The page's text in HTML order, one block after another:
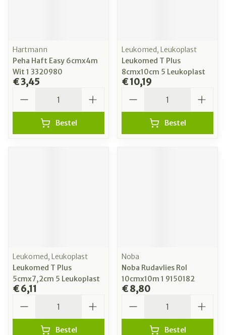
Hartmann
Peha Haft Easy 6cmx4m
Wit 1 3320980
€ 3,45
Bestel
Leukomed, Leukoplast
Leukomed T Plus
8cmx10cm 5 Leukoplast
€ 10,19
Bestel
Leukomed, Leukoplast
Leukomed T Plus
5cmx7,2cm 5 Leukoplast
€ 6,11
Bestel
Noba
Noba Rudavlies Rol
10cmx10m 1 9150182
€ 8,80
Bestel